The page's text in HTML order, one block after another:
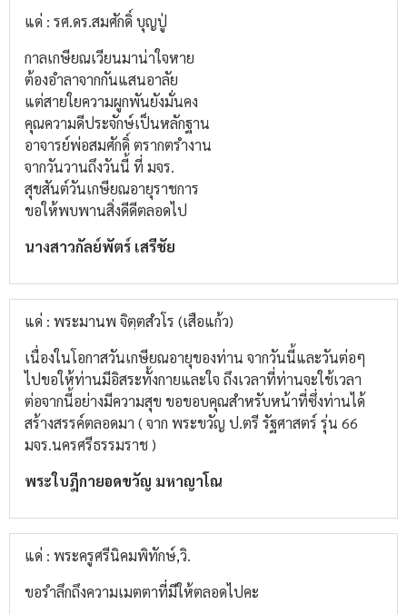
แด่ : รศ.ดร.สมศักดิ์ บุญปู่
กาลเกษียณเวียนมาน่าใจหาย
ต้องอำลาจากกันแสนอาลัย
แต่สายใยความผูกพันยังมั่นคง
คุณความดีประจักษ์เป็นหลักฐาน
อาจารย์พ่อสมศักดิ์ ตรากตรำงาน
จากวันวานถึงวันนี้ ที่ มจร.
สุขสันต์วันเกษียณอายุราชการ
ขอให้พบพานสิ่งดีดีตลอดไป
นางสาวกัลย์พัตร์ เสรีชัย
แด่ : พระมานพ จิตฺตสํวโร (เสือแก้ว)
เนื่องในโอกาสวันเกษียณอายุของท่าน จากวันนี้และวันต่อๆ
ไปขอให้ท่านมีอิสระทั้งกายและใจ ถึงเวลาที่ท่านจะใช้เวลา
ต่อจากนี้อย่างมีความสุข ขอขอบคุณสำหรับหน้าที่ซึ่งท่านได้
สร้างสรรค์ตลอดมา ( จาก พระขวัญ ป.ตรี รัฐศาสตร์ รุ่น 66
มจร.นครศรีธรรมราช )
พระใบฎีกายอดขวัญ มหาญาโณ
แด่ : พระครูศรีนิคมพิทักษ์,วิ.
ขอรำลึกถึงความเมตตาที่มีให้ตลอดไปคะ